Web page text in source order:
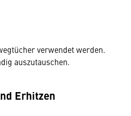
verwendet werden.
auszutauschen.
Erhitzen